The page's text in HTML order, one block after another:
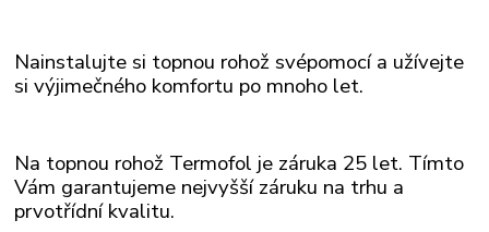
Nainstalujte si topnou rohož svépomocí a užívejte
si výjimečného komfortu po mnoho let.
Na topnou rohož Termofol je záruka 25 let. Tímto
Vám garantujeme nejvyšší záruku na trhu a
prvotřídní kvalitu.